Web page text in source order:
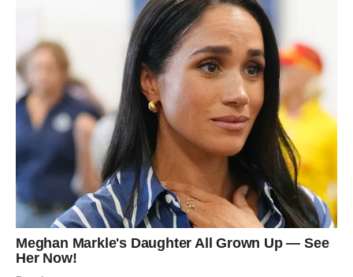
Ljubavni život takođe prolazi kroz
velike promjene
Iako će finansije i posao biti u centru pažnje, ljubavni
život neće ostati po strani.
Ako ste slobodni, pred vama je period tokom kojeg biste
mogli upoznati osobu koja će vas potpuno osvojiti
energijom, načinom razmišljanja i osjećajem slobode koji
ćete imati pored nje.
Ono što će vas posebno iznenaditi jeste činjenica da ćete